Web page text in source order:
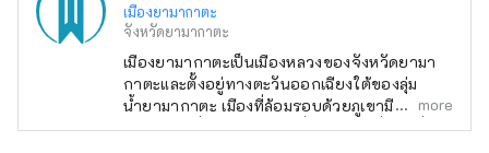
เมืองยามากาตะ
จังหวัดยามากาตะ
เมืองยามากาตะเป็นเมืองหลวงของจังหวัดยามา
กาตะและตั้งอยู่ทางตะวันออกเฉียงใต้ของลุ่ม
น้ำยามากาตะ เมืองที่ล้อมรอบด้วยภูเขามี
ทัศนียภาพที่สวยงามตลอดสี่ฤดู สถานที่ท่องเที่ยว
more